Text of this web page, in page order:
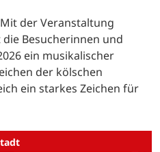
der Veranstaltung
die Besucherinnen und
ein musikalischer
der kölschen
ein starkes Zeichen für